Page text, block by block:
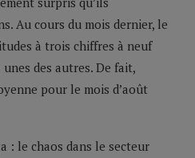
Au cours du mois dernier, le
à trois chiffres à neuf
des autres. De fait,
pour le mois d’août
: le chaos dans le secteur